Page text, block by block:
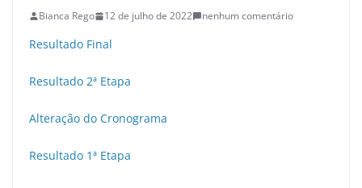
Bianca Rego 12 de julho de 2022 nenhum comentário
Resultado Final
Resultado 2ª Etapa
Alteração do Cronograma
Resultado 1ª Etapa